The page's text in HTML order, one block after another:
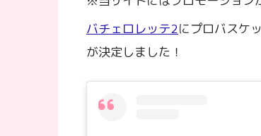
バチェロレッテ2にプロバスケ
が決定しました！